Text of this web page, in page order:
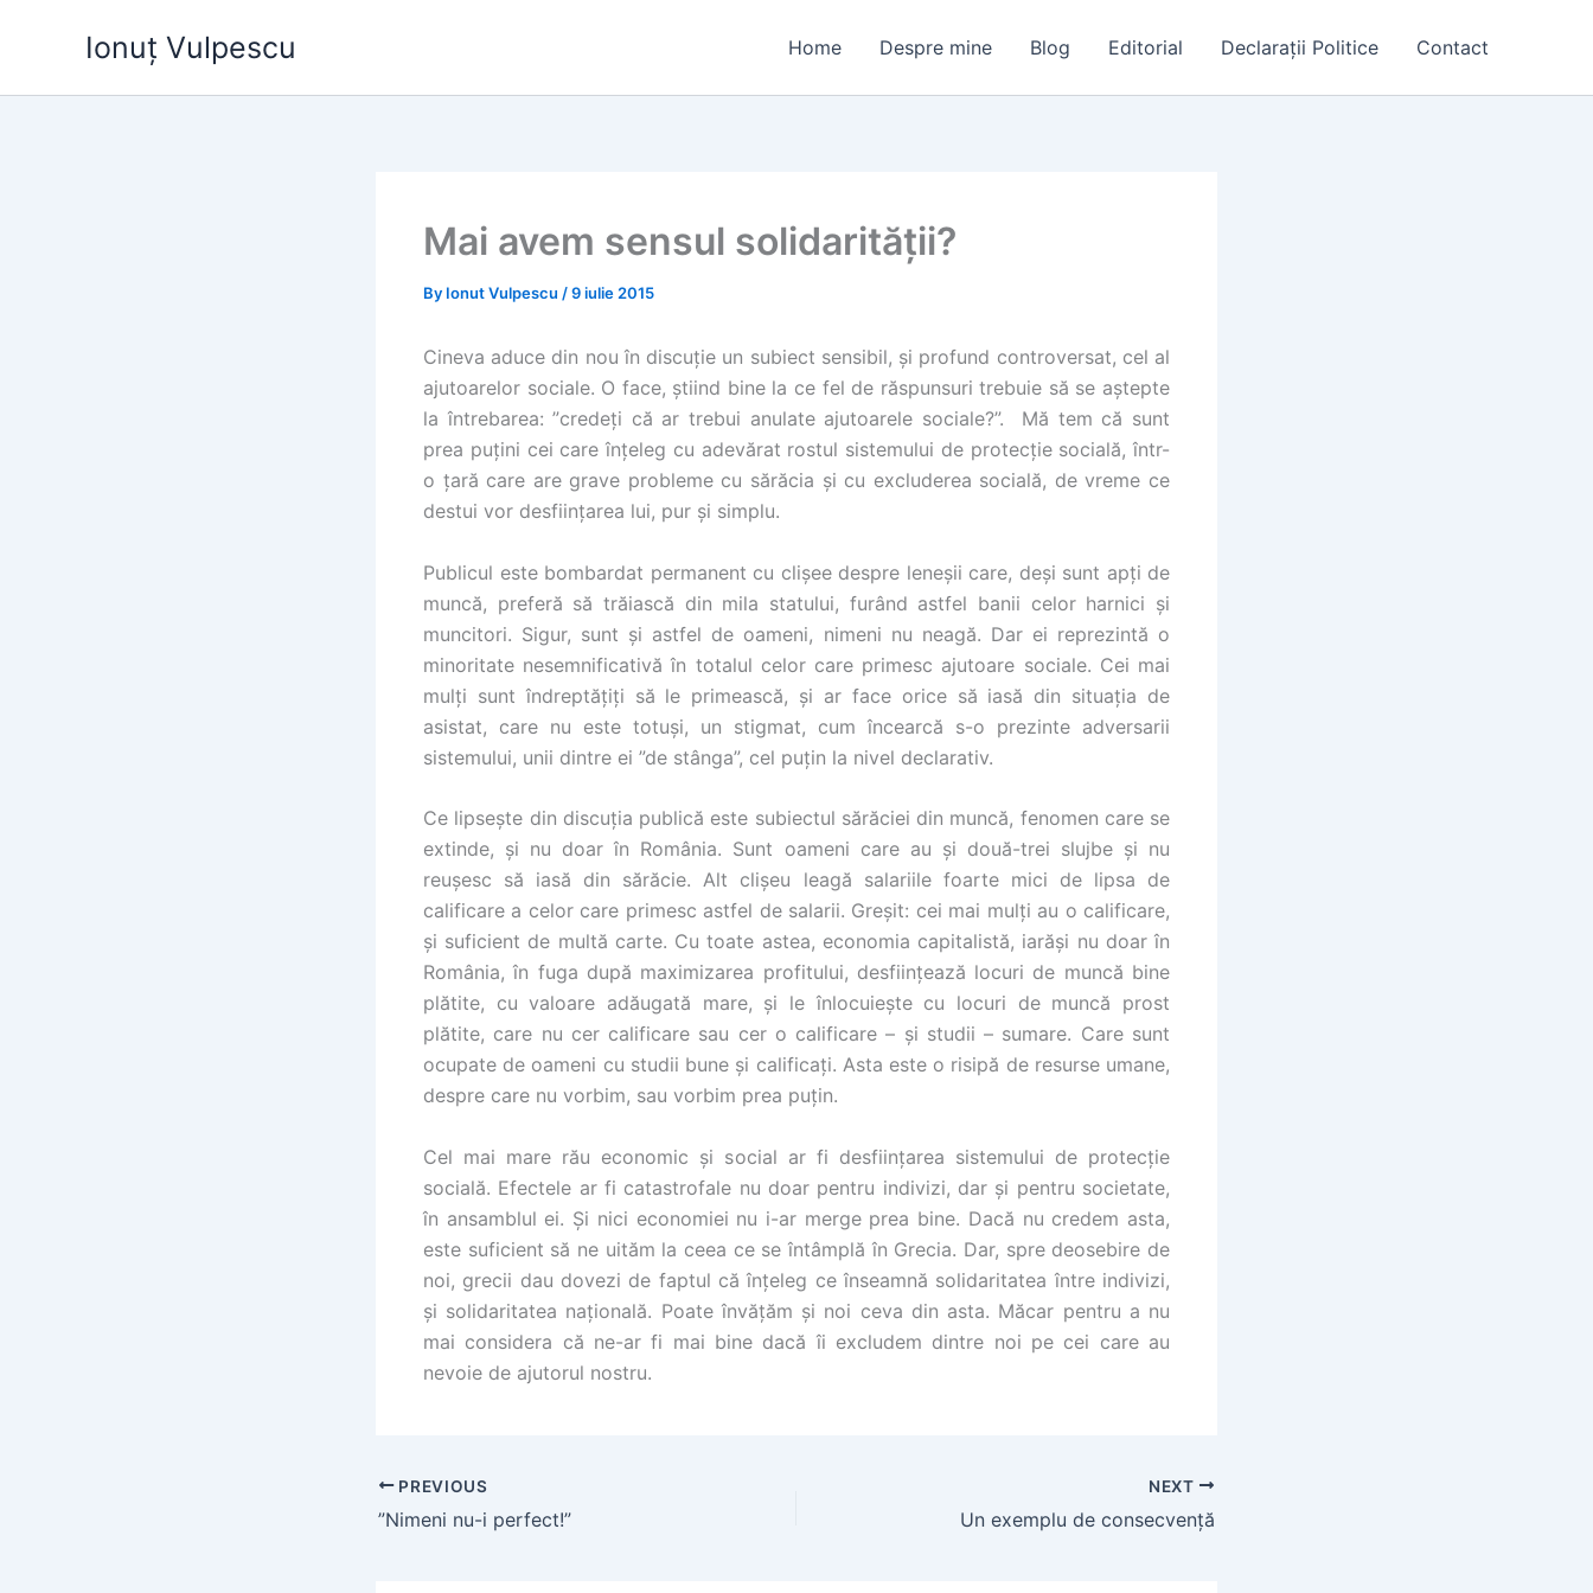
Ionuț Vulpescu Home Despre mine Blog Editorial Declarații Politice Contact
Mai avem sensul solidarității?
By Ionut Vulpescu /9 iulie 2015
Cineva aduce din nou în discuție un subiect sensibil, și profund controversat, cel al
ajutoarelor sociale. O face, știind bine la ce fel de răspunsuri trebuie să se aștepte
la întrebarea: ”credeţi că ar trebui anulate ajutoarele sociale?”.
Mă tem că sunt
prea puțini cei care înțeleg cu adevărat rostul sistemului de protecție socială, într-
o țară care are grave probleme cu sărăcia și cu excluderea socială, de vreme ce
destui vor desființarea lui, pur și simplu.
Publicul este bombardat permanent cu clișee despre leneșii care, deși sunt apți de
muncă, preferă să trăiască din mila statului, furând astfel banii celor harnici și
muncitori. Sigur, sunt și astfel de oameni, nimeni nu neagă. Dar ei reprezintă o
minoritate nesemnificativă în totalul celor care primesc ajutoare sociale. Cei mai
mulți sunt îndreptățiți să le primească, și ar face orice să iasă din situația de
asistat, care nu este totuși, un stigmat, cum încearcă s-o prezinte adversarii
sistemului, unii dintre ei ”de stânga”, cel puțin la nivel declarativ.
Ce lipsește din discuția publică este subiectul sărăciei din muncă, fenomen care se
extinde, și nu doar în România. Sunt oameni care au și două-trei slujbe și nu
reușesc să iasă din sărăcie. Alt clișeu leagă salariile foarte mici de lipsa de
calificare a celor care primesc astfel de salarii. Greșit: cei mai mulți au o calificare,
și suficient de multă carte. Cu toate astea, economia capitalistă, iarăși nu doar în
România, în fuga după maximizarea profitului, desființează locuri de muncă bine
plătite, cu valoare adăugată mare, și le înlocuiește cu locuri de muncă prost
plătite, care nu cer calificare sau cer o calificare – și studii – sumare. Care sunt
ocupate de oameni cu studii bune și calificați. Asta este o risipă de resurse umane,
despre care nu vorbim, sau vorbim prea puțin.
Cel mai mare rău economic și social ar fi desființarea sistemului de protecție
socială. Efectele ar fi catastrofale nu doar pentru indivizi, dar și pentru societate,
în ansamblul ei. Și nici economiei nu i-ar merge prea bine. Dacă nu credem asta,
este suficient să ne uităm la ceea ce se întâmplă în Grecia. Dar, spre deosebire de
noi, grecii dau dovezi de faptul că înțeleg ce înseamnă solidaritatea între indivizi,
și solidaritatea națională. Poate învățăm și noi ceva din asta. Măcar pentru a nu
mai considera că ne-ar fi mai bine dacă îi excludem dintre noi pe cei care au
nevoie de ajutorul nostru.
PREVIOUS
”Nimeni nu-i perfect!”
NEXT
Un exemplu de consecvență